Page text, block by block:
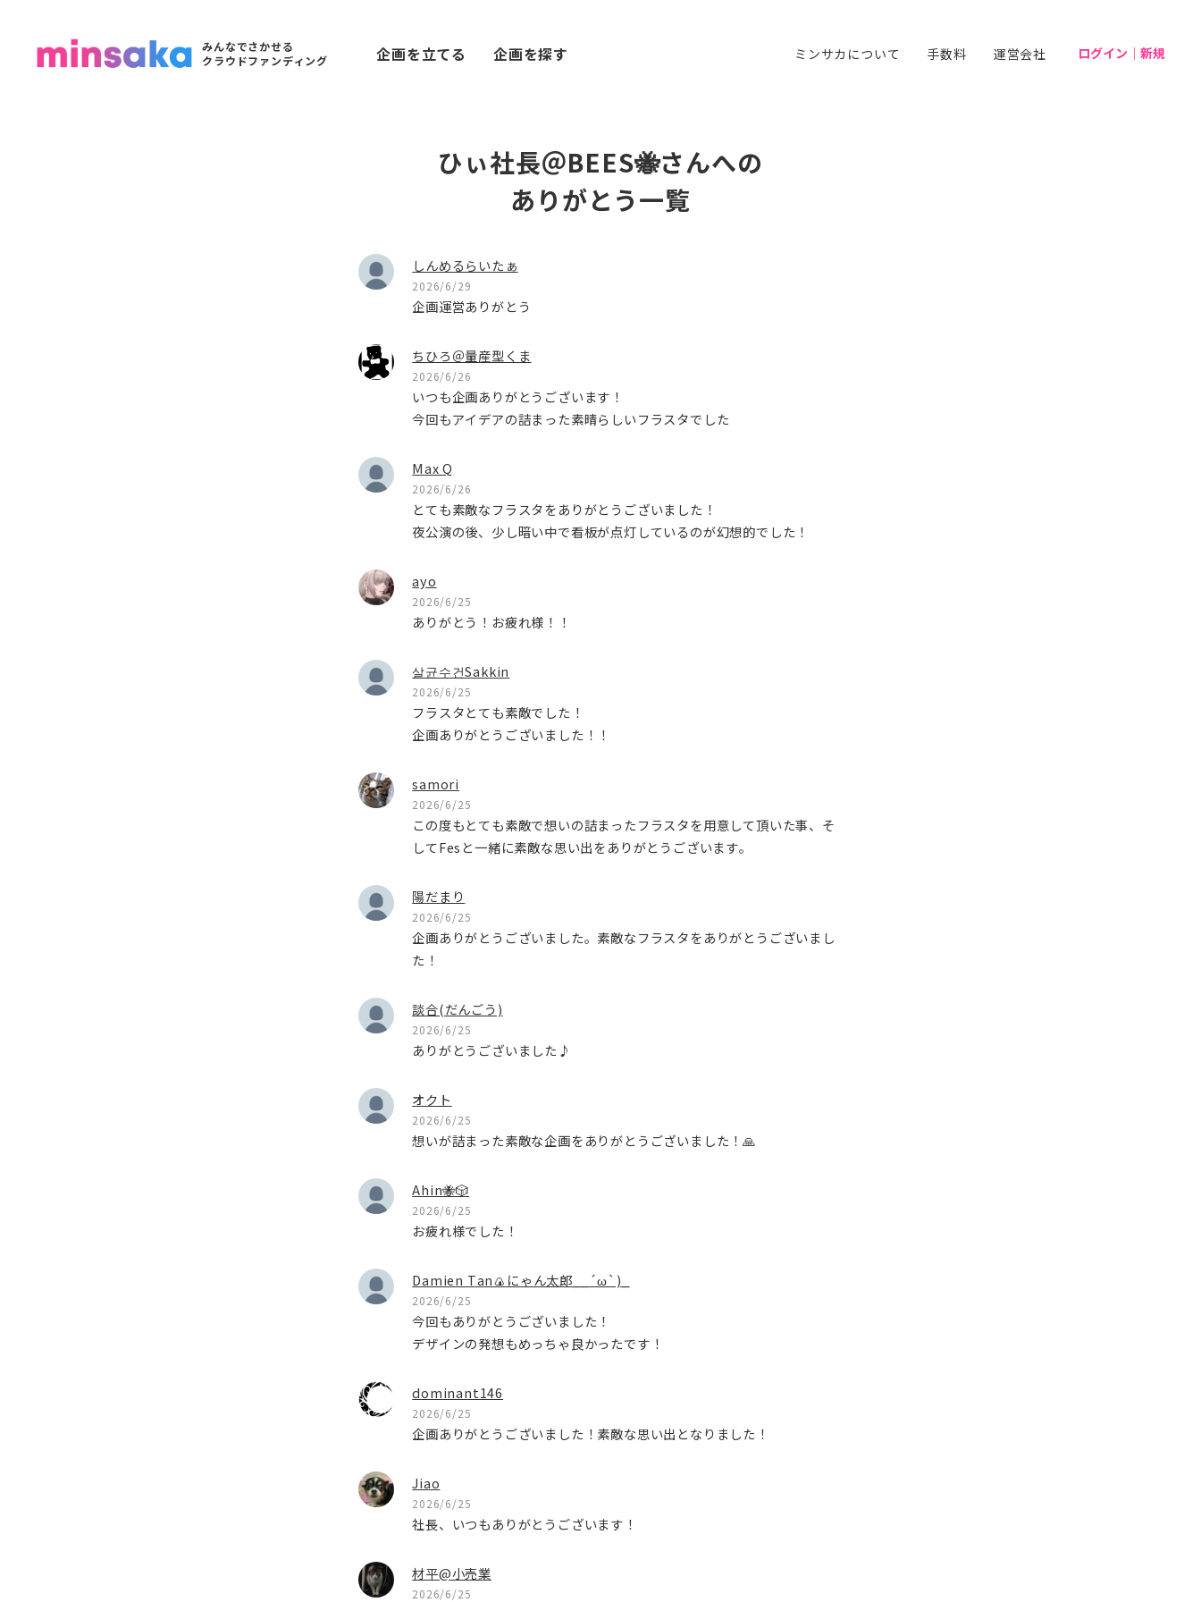
みんなでさかせる
クラウドファンディング
企画を立てる 企画を探す ミンサカについて 手数料 運営会社 ログイン｜新規
ひぃ社長＠BEES🐝さんへの
ありがとう一覧
しんめるらいたぁ
2026/6/29
企画運営ありがとう
ちひろ＠量産型くま
2026/6/26
いつも企画ありがとうございます！
今回もアイデアの詰まった素晴らしいフラスタでした
Max Q
2026/6/26
とても素敵なフラスタをありがとうございました！
夜公演の後、少し暗い中で看板が点灯しているのが幻想的でした！
ayo
2026/6/25
ありがとう！お疲れ様！！
살균수건Sakkin
2026/6/25
フラスタとても素敵でした！
企画ありがとうございました！！
samori
2026/6/25
この度もとても素敵で想いの詰まったフラスタを用意して頂いた事、そ
してFesと一緒に素敵な思い出をありがとうございます。
陽だまり
2026/6/25
企画ありがとうございました。素敵なフラスタをありがとうございまし
た！
談合(だんごう)
2026/6/25
ありがとうございました♪
オクト
2026/6/25
想いが詰まった素敵な企画をありがとうございました！🙏
Ahin🐝🎲
2026/6/25
お疲れ様でした！
Damien Tan🍙にゃん太郎__´ω`)_
2026/6/25
今回もありがとうございました！
デザインの発想もめっちゃ良かったです！
dominant146
2026/6/25
企画ありがとうございました！素敵な思い出となりました！
Jiao
2026/6/25
社長、いつもありがとうございます！
材平@小売業
2026/6/25